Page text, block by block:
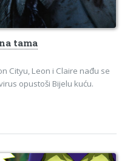
tama
Cityu, Leon i Claire nađu se
opustoši Bijelu kuću.